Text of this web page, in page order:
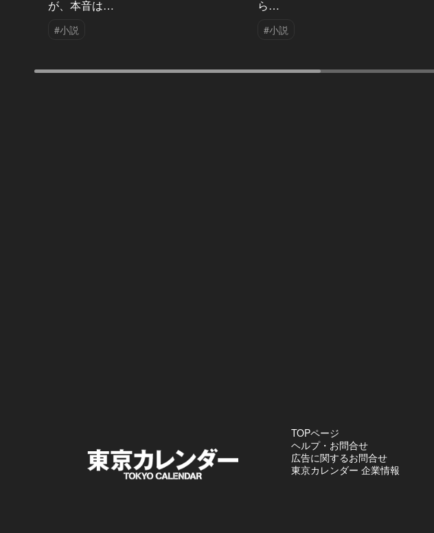
が、本音は…
#小説
ら…
#小説
TOPページ
ヘルプ・お問合せ
広告に関するお問合せ
東京カレンダー 企業情報